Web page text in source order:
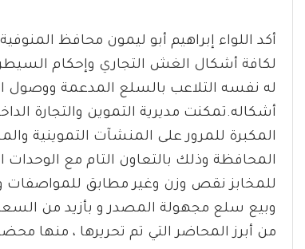
أكد اللواء إبراهيم أبو ليمون محافظ
لكافة أشكال الغش التجاري وإحكام
له نفسه التلاعب بالسلع المدعمة ووصول
المكبرة للمرور على المنشآت التموينية
وبيع سلع مجهولة المصدر و بأزيد من